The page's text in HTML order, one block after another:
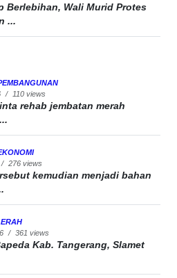
Berlebihan, Wali Murid Protes
...
/ 110 views
rehab jembatan merah
/ 276 views
kemudian menjadi bahan
/ 361 views
Kab. Tangerang, Slamet